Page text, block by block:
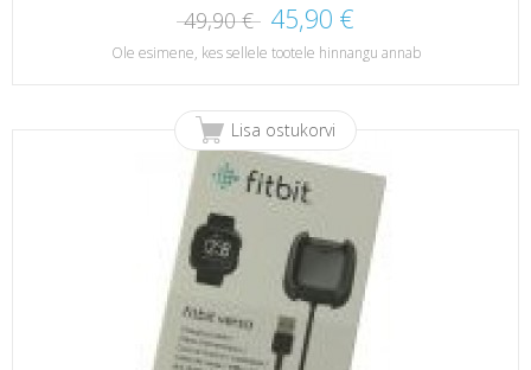
49,90 € 45,90 €
Ole esimene, kes sellele tootele hinnangu annab
Lisa ostukorvi